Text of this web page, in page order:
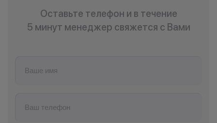
Оставьте телефон и в течение
5 минут менеджер свяжется с Вами